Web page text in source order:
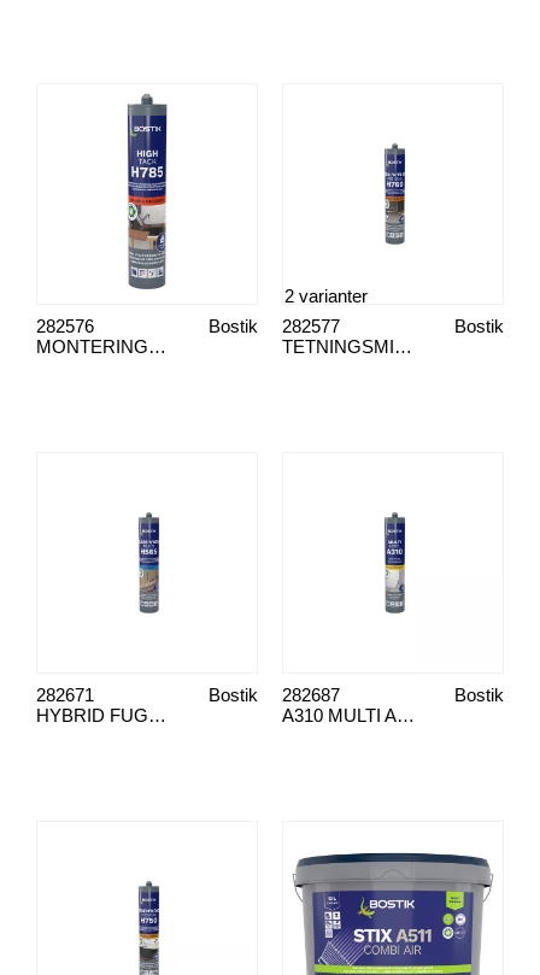
MONTERINGSLIM H785 HIGH TACK
Bostik
282576
TETNINGSMIDDEL H760 SEAL'N'FLEX
Bostik
282577
2 varianter
HYBRID FUGEMASSE H565 GLASS'N'SEAL
Bostik
282671
A310 MULTI AKRYL
Bostik
282687